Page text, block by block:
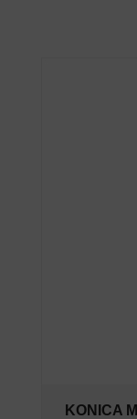
KONICA